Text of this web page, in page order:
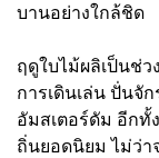
บานอย่างใกล้ชิด
ฤดูใบไม้ผลิเป็นช่
การเดินเล่น ปั่นจั
อัมสเตอร์ดัม อีกทั้
ถิ่นยอดนิยม ไม่ว่า